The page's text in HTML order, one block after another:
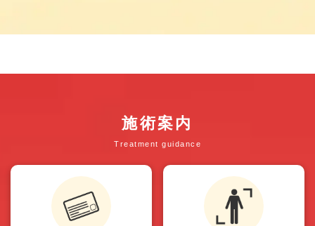
施術案内
Treatment guidance